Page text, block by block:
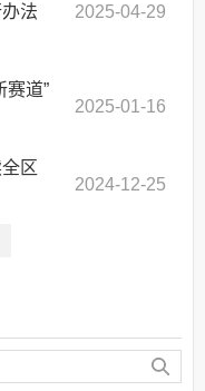
法
2025-04-29
赛道”
2025-01-16
区
2024-12-25